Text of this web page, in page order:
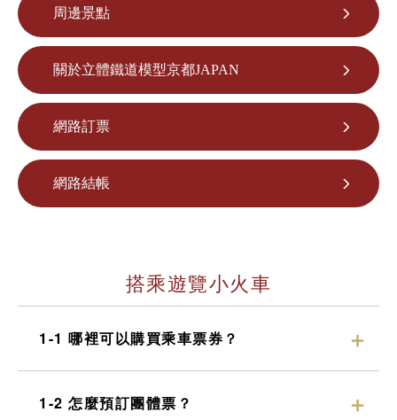
什麼是嵯峨野遊覽小火車
旅遊介紹
常見問題
公告
station information
各車站訊息專區
遊覽小火車嵯峨站
遊覽小火車保津峽站
周邊景點
關於立體鐵道模型京都JAPAN
網路訂票
網路結帳
搭乘遊覽小火車
1-1 哪裡可以購買乘車票券？
1-2 怎麼預訂團體票？